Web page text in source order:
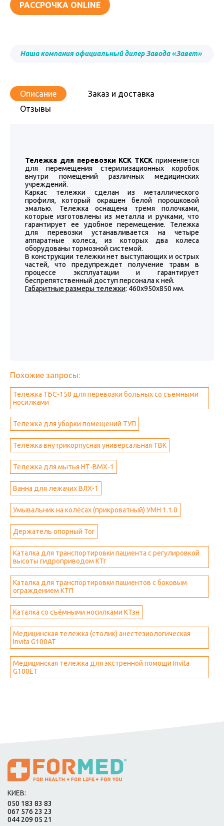
РАССРОЧКА ONLINE
Наша компания официальный дилер Завода «Завет»
Описание
Заказ и доставка
Отзывы
Тележка для перевозки КСК ТКСК применяется
для перемещения стерилизационных коробок
внутри помещений различных медицинских
учреждений.
Каркас тележки сделан из металлического
профиля, который окрашен белой порошковой
эмалью. Тележка оснащена тремя полочками,
которые изготовлены из металла и ручками, что
гарантирует ее удобное перемещение. Тележка
для перевозки устанавливается на четыре
аппаратные колеса, из которых два колеса
оборудованы тормозной системой.
В конструкции тележки нет выступающих и острых
частей, что предупреждет получение травм в
процессе эксплуатации и гарантирует
беспрепятственный доступ персонала к ней.
Габаритные размеры тележки: 460х950х850 мм.
Похожие запросы:
Тележка ТБС-150 для перевозки больных со съемными
носилками
Тележка для уборки помещений ТУП
Тележка внутрикорпусная универсальная ТВК
Тележка для мытья НТ-ВМХ-1
Ванна для лежачих ВЛХ-1
Умывальник на колёсах (прикроватный) УМН 1.1.0
Держатель опорный Тог
Каталка для транспортировки пациента с регулировкой
высоты гидроприводом КТг
Каталка для транспортировки пациентов с боковым
ограждением КТП
Каталка со съёмными носилками КТзн
Медицинская тележка (столик) анестезиологическая
Invita G100AT
Медицинская тележка для экстренной помощи Invita
G100ET
КИЕВ:
050 183 83 83
067 576 23 23
044 209 05 21